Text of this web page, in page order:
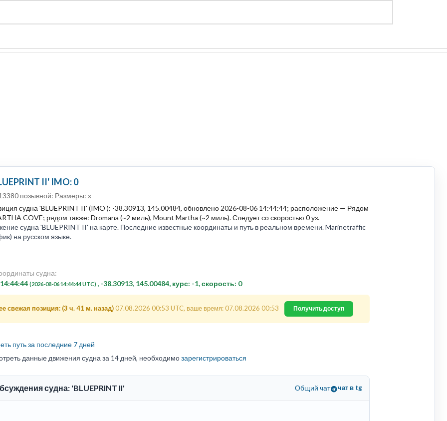
II' IMO: 0
позывной: Размеры: x
судна 'BLUEPRINT II' (IMO ): -38.30913, 145.00484, обновлено 2026-08-06 14:44:44; расположение — Рядом
COVE; рядом также: Dromana (~2 миль), Mount Martha (~2 миль). Следует со скоростью 0 уз.
судна 'BLUEPRINT II' на карте. Последние известные координаты и путь в реальном времени. Marinetraffic
на русском языке.
судна:
(2026-08-06 14:44:44 UTC) , -38.30913, 145.00484, курс: -1, скорость: 0
свежая позиция: (3 ч. 41 м. назад) 07.08.2026 00:53 UTC, ваше время: 07.08.2026 00:53 Получить доступ
путь за последние 7 дней
данные движения судна за 14 дней, необходимозарегистрироваться
судна: 'BLUEPRINT II' Общий чат чат в tg